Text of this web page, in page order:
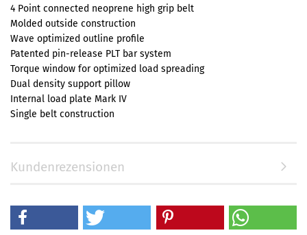
4 Point connected neoprene high grip belt
Molded outside construction
Wave optimized outline profile
Patented pin-release PLT bar system
Torque window for optimized load spreading
Dual density support pillow
Internal load plate Mark IV
Single belt construction
Kundenrezensionen